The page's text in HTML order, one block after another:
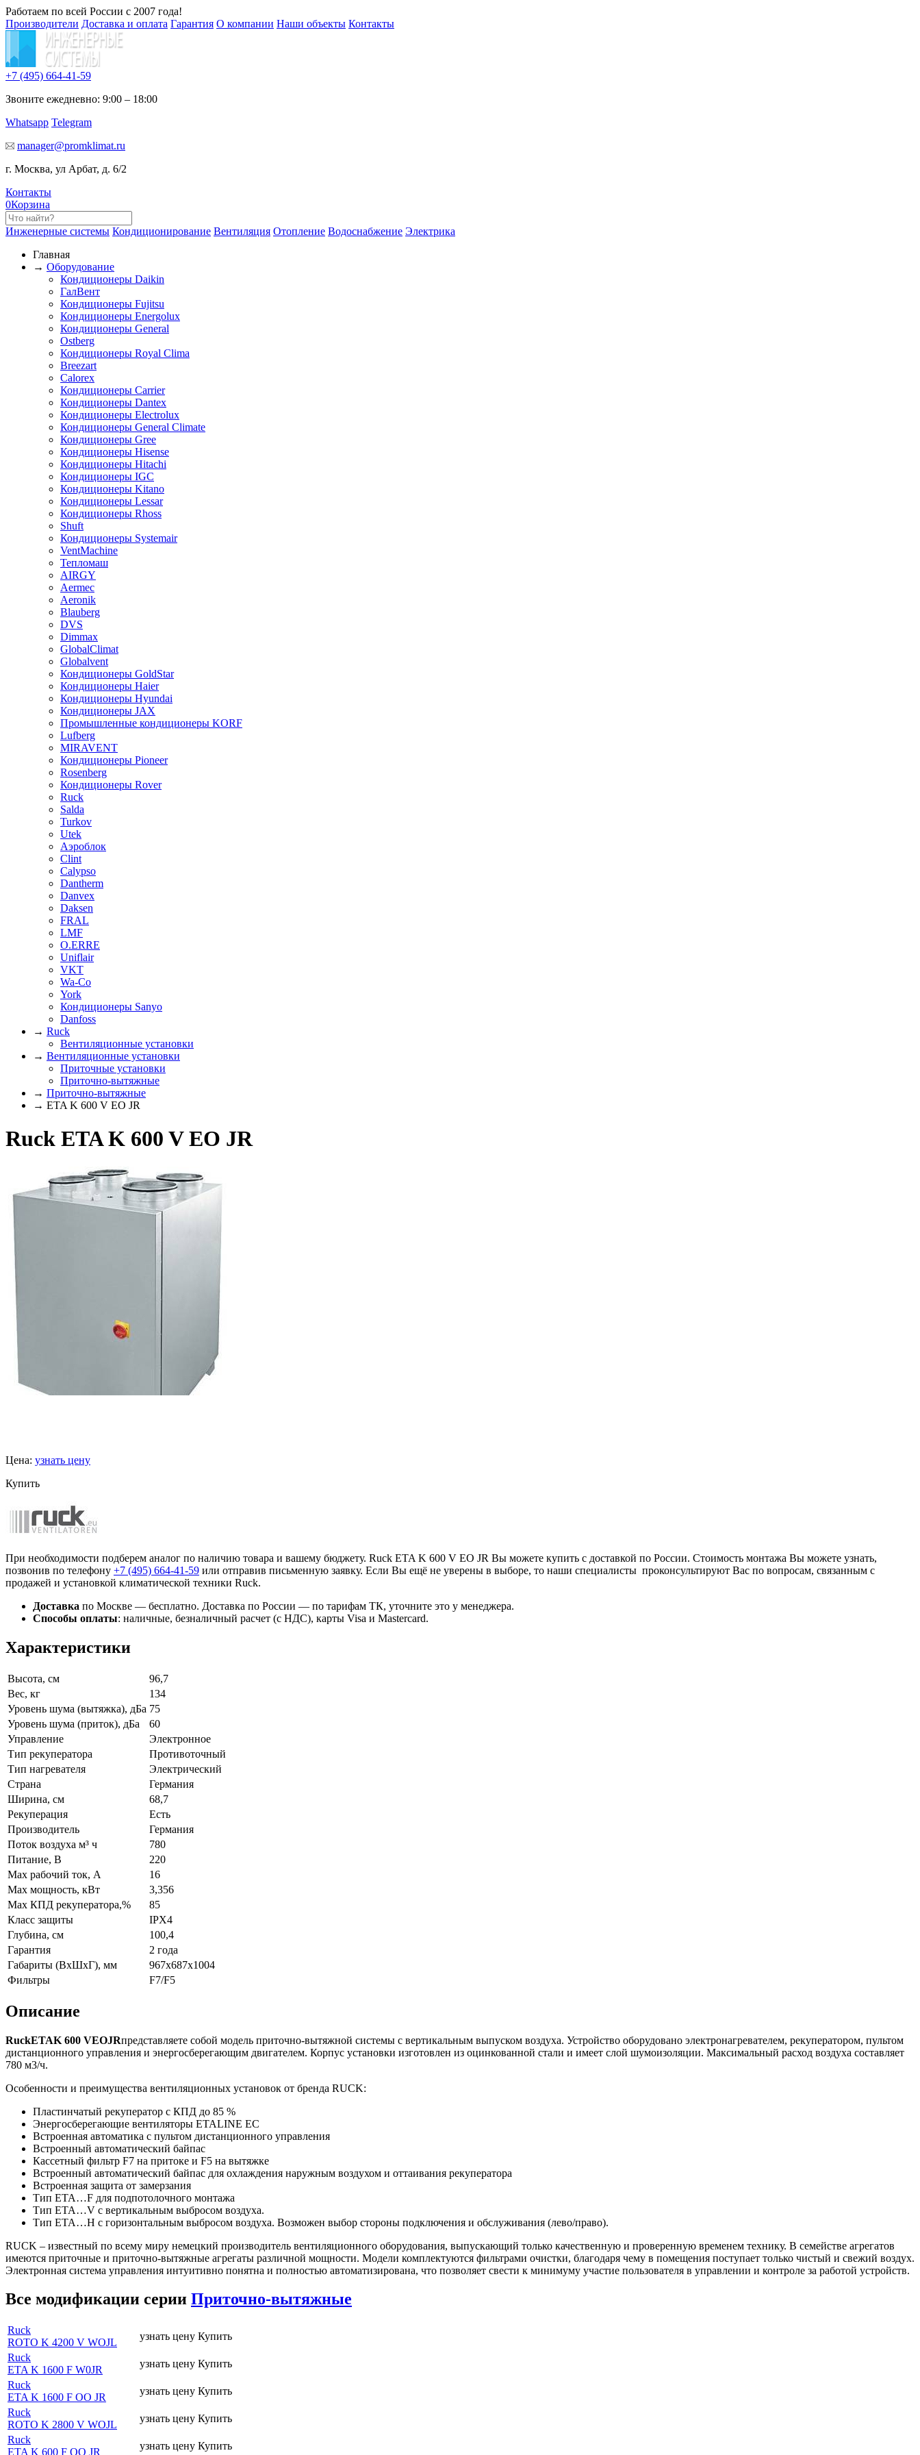
Работаем по всей России с 2007 года!
Производители Доставка и оплата Гарантия О компании Наши объекты Контакты
+7 (495) 664-41-59
Звоните ежедневно: 9:00 – 18:00
Whatsapp Telegram
manager@promklimat.ru
г. Москва, ул Арбат, д. 6/2
Контакты
0Корзина
Инженерные системы Кондиционирование Вентиляция Отопление Водоснабжение Электрика
Главная
→ Оборудование
Кондиционеры Daikin
ГалВент
Кондиционеры Fujitsu
Кондиционеры Energolux
Кондиционеры General
Ostberg
Кондиционеры Royal Clima
Breezart
Calorex
Кондиционеры Carrier
Кондиционеры Dantex
Кондиционеры Electrolux
Кондиционеры General Climate
Кондиционеры Gree
Кондиционеры Hisense
Кондиционеры Hitachi
Кондиционеры IGC
Кондиционеры Kitano
Кондиционеры Lessar
Кондиционеры Rhoss
Shuft
Кондиционеры Systemair
VentMachine
Тепломаш
AIRGY
Aermec
Aeronik
Blauberg
DVS
Dimmax
GlobalClimat
Globalvent
Кондиционеры GoldStar
Кондиционеры Haier
Кондиционеры Hyundai
Кондиционеры JAX
Промышленные кондиционеры KORF
Lufberg
MIRAVENT
Кондиционеры Pioneer
Rosenberg
Кондиционеры Rover
Ruck
Salda
Turkov
Utek
Аэроблок
Clint
Calypso
Dantherm
Danvex
Daksen
FRAL
LMF
O.ERRE
Uniflair
VKT
Wa-Co
York
Кондиционеры Sanyo
Danfoss
→ Ruck
Вентиляционные установки
→ Вентиляционные установки
Приточные установки
Приточно-вытяжные
→ Приточно-вытяжные
→ ETA K 600 V EO JR
Ruck ETA K 600 V EO JR
Цена: узнать цену
Купить
При необходимости подберем аналог по наличию товара и вашему бюджету. Ruck ETA K 600 V EO JR Вы можете купить с доставкой по России. Стоимость монтажа Вы можете узнать,
позвонив по телефону +7 (495) 664-41-59 или отправив письменную заявку. Если Вы ещё не уверены в выборе, то наши специалисты проконсультируют Вас по вопросам, связанным с
продажей и установкой климатической техники Ruck.
Доставка по Москве — бесплатно. Доставка по России — по тарифам ТК, уточните это у менеджера.
Способы оплаты: наличные, безналичный расчет (с НДС), карты Visa и Mastercard.
Характеристики
Высота, см
96,7
Вес, кг
134
Уровень шума (вытяжка), дБа 75
Уровень шума (приток), дБа
60
Управление
Электронное
Тип рекуператора
Противоточный
Тип нагревателя
Электрический
Страна
Германия
Ширина, см
68,7
Рекуперация
Есть
Производитель
Германия
Поток воздуха м³ ч
780
Питание, В
220
Max рабочий ток, А
16
Max мощность, кВт
3,356
Max КПД рекуператора,%
85
Класс защиты
IPX4
Глубина, см
100,4
Гарантия
2 года
Габариты (ВхШхГ), мм
967x687x1004
Фильтры
F7/F5
Описание
RuckETAK 600 VEOJRпредставляете собой модель приточно-вытяжной системы с вертикальным выпуском воздуха. Устройство оборудовано электронагревателем, рекуператором, пультом
дистанционного управления и энергосберегающим двигателем. Корпус установки изготовлен из оцинкованной стали и имеет слой шумоизоляции. Максимальный расход воздуха составляет
780 м3/ч.
Особенности и преимущества вентиляционных установок от бренда RUCK:
Пластинчатый рекуператор с КПД до 85 %
Энергосберегающие вентиляторы ETALINE EC
Встроенная автоматика с пультом дистанционного управления
Встроенный автоматический байпас
Кассетный фильтр F7 на притоке и F5 на вытяжке
Встроенный автоматический байпас для охлаждения наружным воздухом и оттаивания рекуператора
Встроенная защита от замерзания
Тип ETA…F для подпотолочного монтажа
Тип ETA…V с вертикальным выбросом воздуха.
Тип ETA…H с горизонтальным выбросом воздуха. Возможен выбор стороны подключения и обслуживания (лево/право).
RUCK – известный по всему миру немецкий производитель вентиляционного оборудования, выпускающий только качественную и проверенную временем технику. В семействе агрегатов
имеются приточные и приточно-вытяжные агрегаты различной мощности. Модели комплектуются фильтрами очистки, благодаря чему в помещения поступает только чистый и свежий воздух.
Электронная система управления интуитивно понятна и полностью автоматизирована, что позволяет свести к минимуму участие пользователя в управлении и контроле за работой устройств.
Все модификации серии Приточно-вытяжные
Ruck
ROTO K 4200 V WOJL
узнать цену Купить
Ruck
ETA K 1600 F W0JR
узнать цену Купить
Ruck
ETA K 1600 F OO JR
узнать цену Купить
Ruck
ROTO K 2800 V WOJL
узнать цену Купить
Ruck
ETA K 600 F OO JR
узнать цену Купить